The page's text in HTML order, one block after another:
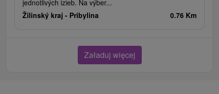
jednotlivých izieb. Na výber...
Žilinský kraj - Pribylina 0.76 Km
Załaduj więcej